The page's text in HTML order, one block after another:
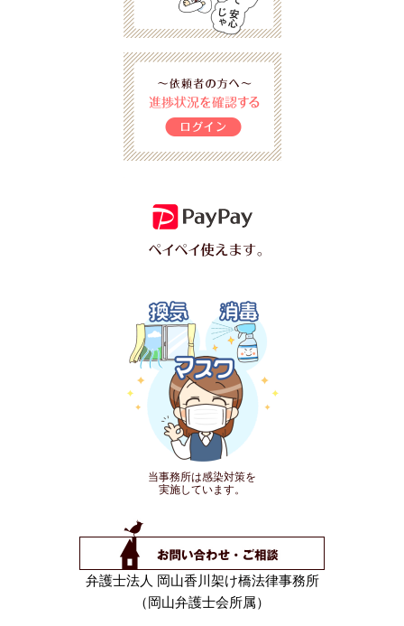
当事務所は感染対策を
実施しています。
弁護士法人 岡山香川架け橋法律事務所
（岡山弁護士会所属）